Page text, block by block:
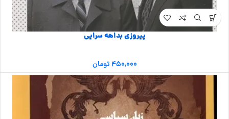
پیروزی بداهه سرایی
۴۵۰,۰۰۰تومان